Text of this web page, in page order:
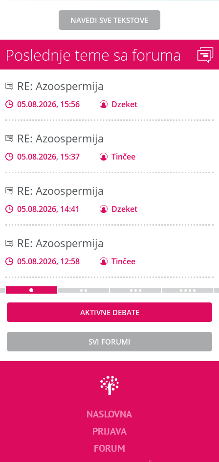
NAVEDI SVE TEKSTOVE
Poslednje teme sa foruma
RE: Azoospermija
05.08.2026, 15:56 Dzeket
RE: Azoospermija
05.08.2026, 15:37 Tinčee
RE: Azoospermija
05.08.2026, 14:41 Dzeket
RE: Azoospermija
05.08.2026, 12:58 Tinčee
AKTIVNE DEBATE
SVI FORUMI
NASLOVNA
PRIJAVA
FORUM